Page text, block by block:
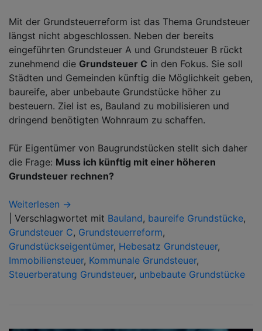
Mit der Grundsteuerreform ist das Thema Grundsteuer
längst nicht abgeschlossen. Neben der bereits
eingeführten Grundsteuer A und Grundsteuer B rückt
zunehmend die Grundsteuer C in den Fokus. Sie soll
Städten und Gemeinden künftig die Möglichkeit geben,
baureife, aber unbebaute Grundstücke höher zu
besteuern. Ziel ist es, Bauland zu mobilisieren und
dringend benötigten Wohnraum zu schaffen.
Für Eigentümer von Baugrundstücken stellt sich daher
die Frage: Muss ich künftig mit einer höheren
Grundsteuer rechnen?
Weiterlesen →
Verschlagwortet mit Bauland, baureife Grundstücke,
Grundsteuer C, Grundsteuerreform,
Grundstückseigentümer, Hebesatz Grundsteuer,
Immobiliensteuer, Kommunale Grundsteuer,
Steuerberatung Grundsteuer, unbebaute Grundstücke